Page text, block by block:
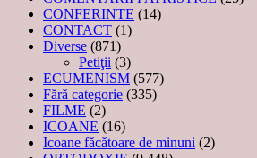
CONFERINTE (14)
CONTACT (1)
Diverse (871)
Petiţii (3)
ECUMENISM (577)
Fără categorie (335)
FILME (2)
ICOANE (16)
Icoane făcătoare de minuni (2)